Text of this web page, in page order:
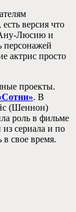
версия что
Ану-Люсию и
персонажей
актрис просто
проекты.
. В
(Шеннон)
роль в фильме
сериала и по
в свое время.